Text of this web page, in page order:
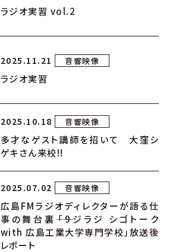
ラジオ実習 vol.2
2025.11.21 音響映像
ラジオ実習
2025.10.18 音響映像
多才なゲスト講師を招いて 大窪シ
ゲキさん来校!!
2025.07.02 音響映像
広島FMラジオディレクターが語る仕
事の舞台裏――「9ジラジ シゴトーク
with 広島工業大学専門学校」放送後
レポート